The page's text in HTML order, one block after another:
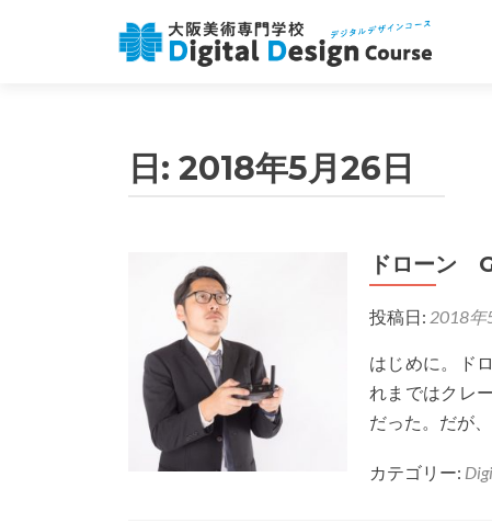
日: 2018年5月26日
ドローン
投稿日: 2018年
はじめに。ド
れまではクレ
だった。だが
カテゴリー: